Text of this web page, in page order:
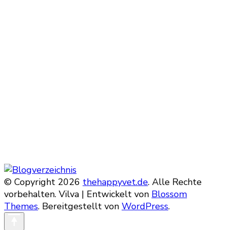
© Copyright 2026 thehappyvet.de. Alle Rechte
vorbehalten. Vilva | Entwickelt von Blossom
Themes. Bereitgestellt von WordPress.